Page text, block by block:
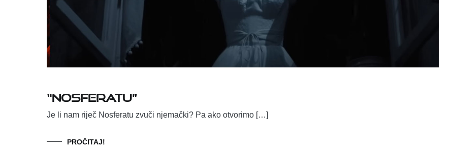
“Nosferatu”
Je li nam riječ Nosferatu zvuči njemački? Pa ako otvorimo […]
PROČITAJ!